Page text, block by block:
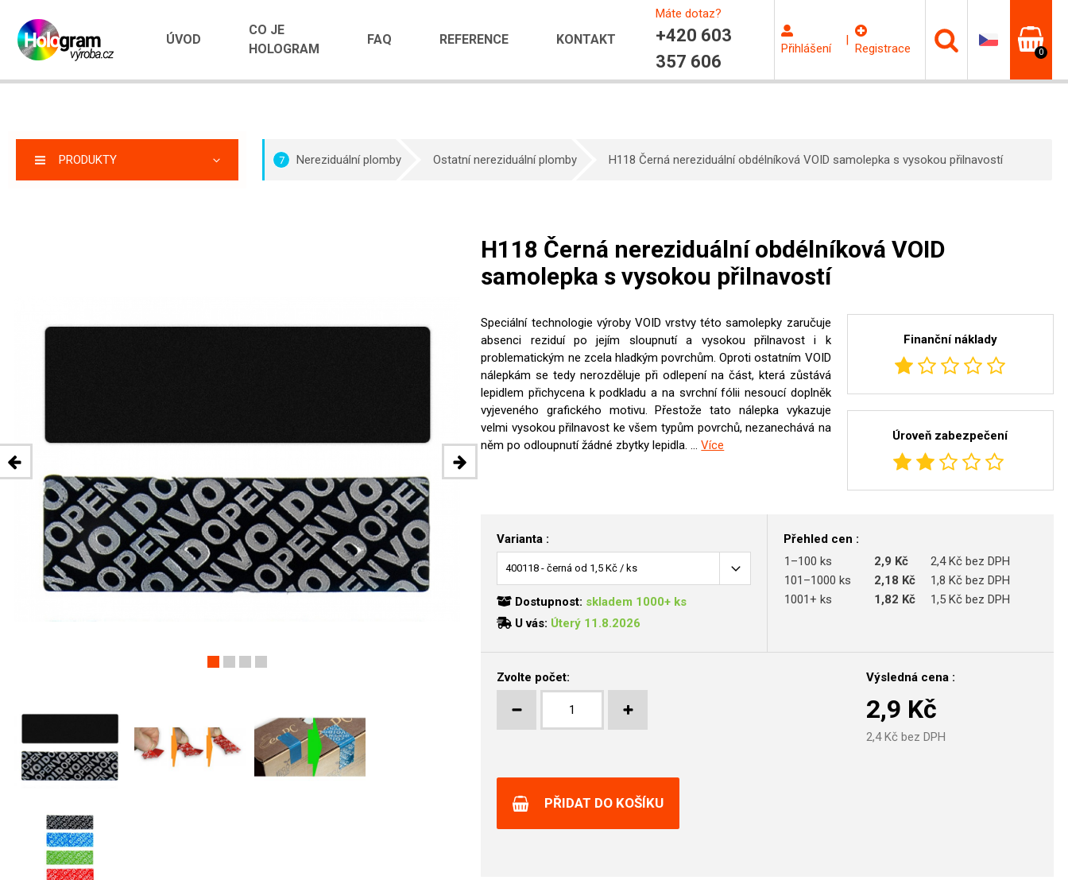
ÚVOD
CO JE
HOLOGRAM
FAQ REFERENCE KONTAKT
Máte dotaz?
+420 603
357 606
Přihlášení
|
Registrace 0
PRODUKTY 7 Nereziduální plomby Ostatní nereziduální plomby H118 Černá nereziduální obdélníková VOID samolepka s vysokou přilnavostí
H118 Černá nereziduální obdélníková VOID
samolepka s vysokou přilnavostí
Speciální technologie výroby VOID vrstvy této samolepky zaručuje
absenci reziduí po jejím sloupnutí a vysokou přilnavost i k
problematickým ne zcela hladkým povrchům. Oproti ostatním VOID
nálepkám se tedy nerozděluje při odlepení na část, která zůstává
lepidlem přichycena k podkladu a na svrchní fólii nesoucí doplněk
vyjeveného grafického motivu. Přestože tato nálepka vykazuje
velmi vysokou přilnavost ke všem typům povrchů, nezanechává na
něm po odloupnutí žádné zbytky lepidla. ...Více
Finanční náklady
Úroveň zabezpečení
Varianta :
Dostupnost: skladem 1000+ ks
U vás: Úterý 11.8.2026
Přehled cen :
1–100 ks
2,9 Kč
2,4 Kč bez DPH
101–1000 ks
2,18 Kč
1,8 Kč bez DPH
1001+ ks
1,82 Kč 1,5 Kč bez DPH
Zvolte počet: Výsledná cena :
2,9 Kč
2,4Kč bez DPH
PŘIDAT DO KOŠÍKU